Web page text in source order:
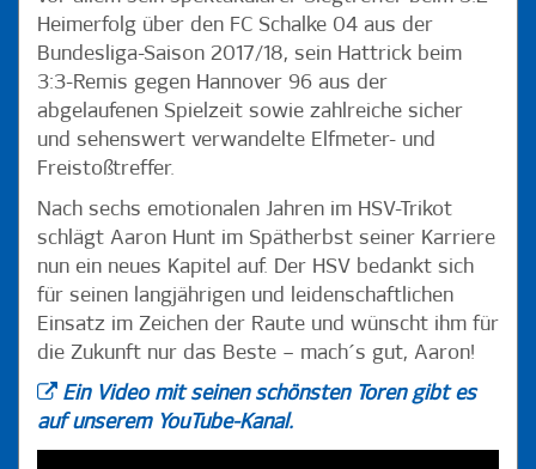
Heimerfolg über den FC Schalke 04 aus der
Bundesliga-Saison 2017/18, sein Hattrick beim
3:3-Remis gegen Hannover 96 aus der
abgelaufenen Spielzeit sowie zahlreiche sicher
und sehenswert verwandelte Elfmeter- und
Freistoßtreffer.
Nach sechs emotionalen Jahren im HSV-Trikot
schlägt Aaron Hunt im Spätherbst seiner Karriere
nun ein neues Kapitel auf. Der HSV bedankt sich
für seinen langjährigen und leidenschaftlichen
Einsatz im Zeichen der Raute und wünscht ihm für
die Zukunft nur das Beste – mach´s gut, Aaron!
Ein Video mit seinen schönsten Toren gibt es
auf unserem YouTube-Kanal.